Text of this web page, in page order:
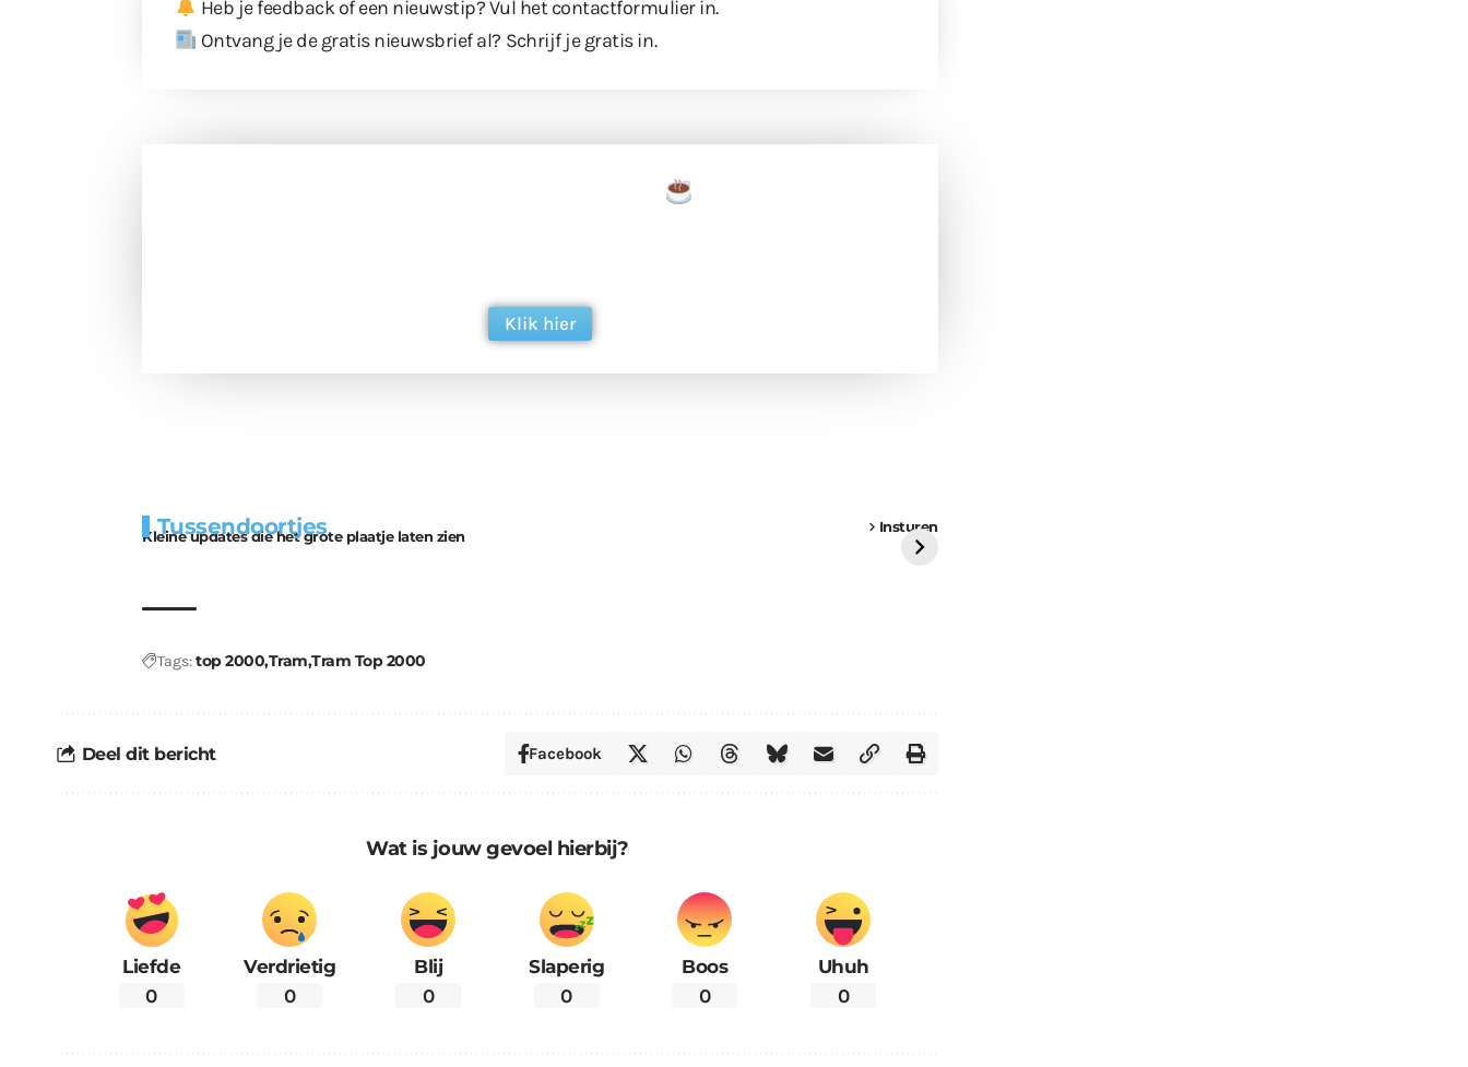
Heb je feedback of een nieuwstip? Vul het contactformulierin.
Ontvang je de gratis nieuwsbrief al? Schrijf je gratis in.
Klik hier
Tussendoortjes Insturen
Kleine updates die het grote plaatje laten zien
bouwmateriaal voor
kabouters
uitdaging
Tags:top 2000Tram Tram Top 2000
Deel dit bericht Facebook
Wat is jouw gevoel hierbij?
Liefde
0
Verdrietig
0
Blij
0
Slaperig
0
Boos
0
Uhuh
0